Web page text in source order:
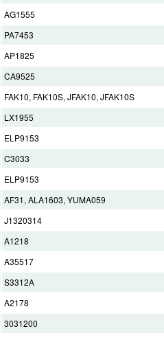
AG1555
PA7453
AP1825
CA9525
FAK10, FAK10S, JFAK10, JFAK10S
LX1955
ELP9153
C3033
ELP9153
AF31, ALA1603, YUMA059
J1320314
A1218
A35517
S3312A
A2178
3031200